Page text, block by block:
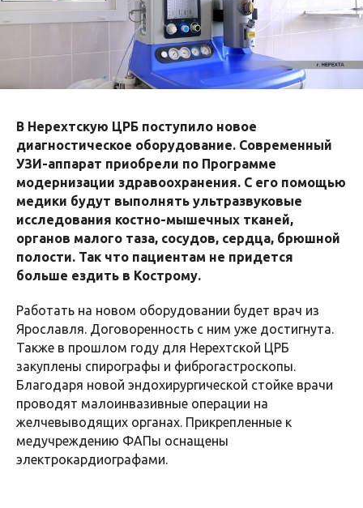
В Нерехтскую ЦРБ поступило новое
диагностическое оборудование. Современный
УЗИ-аппарат приобрели по Программе
модернизации здравоохранения. С его помощью
медики будут выполнять ультразвуковые
исследования костно-мышечных тканей,
органов малого таза, сосудов, сердца, брюшной
полости. Так что пациентам не придется
больше ездить в Кострому.
Работать на новом оборудовании будет врач из
Ярославля. Договоренность с ним уже достигнута.
Также в прошлом году для Нерехтской ЦРБ
закуплены спирографы и фиброгастроскопы.
Благодаря новой эндохирургической стойке врачи
проводят малоинвазивные операции на
желчевыводящих органах. Прикрепленные к
медучреждению ФАПы оснащены
электрокардиографами.